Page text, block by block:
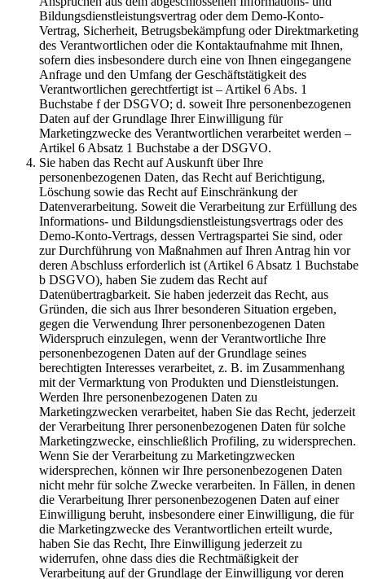
Bildungsdienstleistungsvertrag oder dem Demo-Konto-
Vertrag, Sicherheit, Betrugsbekämpfung oder Direktmarketing
des Verantwortlichen oder die Kontaktaufnahme mit Ihnen,
sofern dies insbesondere durch eine von Ihnen eingegangene
Anfrage und den Umfang der Geschäftstätigkeit des
Verantwortlichen gerechtfertigt ist – Artikel 6 Abs. 1
Buchstabe f der DSGVO; d. soweit Ihre personenbezogenen
Daten auf der Grundlage Ihrer Einwilligung für
Marketingzwecke des Verantwortlichen verarbeitet werden –
Artikel 6 Absatz 1 Buchstabe a der DSGVO.
Sie haben das Recht auf Auskunft über Ihre
personenbezogenen Daten, das Recht auf Berichtigung,
Löschung sowie das Recht auf Einschränkung der
Datenverarbeitung. Soweit die Verarbeitung zur Erfüllung des
Informations- und Bildungsdienstleistungsvertrags oder des
Demo-Konto-Vertrags, dessen Vertragspartei Sie sind, oder
zur Durchführung von Maßnahmen auf Ihren Antrag hin vor
deren Abschluss erforderlich ist (Artikel 6 Absatz 1 Buchstabe
b DSGVO), haben Sie zudem das Recht auf
Datenübertragbarkeit. Sie haben jederzeit das Recht, aus
Gründen, die sich aus Ihrer besonderen Situation ergeben,
gegen die Verwendung Ihrer personenbezogenen Daten
Widerspruch einzulegen, wenn der Verantwortliche Ihre
personenbezogenen Daten auf der Grundlage seines
berechtigten Interesses verarbeitet, z. B. im Zusammenhang
mit der Vermarktung von Produkten und Dienstleistungen.
Werden Ihre personenbezogenen Daten zu
Marketingzwecken verarbeitet, haben Sie das Recht, jederzeit
der Verarbeitung Ihrer personenbezogenen Daten für solche
Marketingzwecke, einschließlich Profiling, zu widersprechen.
Wenn Sie der Verarbeitung zu Marketingzwecken
widersprechen, können wir Ihre personenbezogenen Daten
nicht mehr für solche Zwecke verarbeiten. In Fällen, in denen
die Verarbeitung Ihrer personenbezogenen Daten auf einer
Einwilligung beruht, insbesondere einer Einwilligung, die für
die Marketingzwecke des Verantwortlichen erteilt wurde,
haben Sie das Recht, Ihre Einwilligung jederzeit zu
widerrufen, ohne dass dies die Rechtmäßigkeit der
Verarbeitung auf der Grundlage der Einwilligung vor deren